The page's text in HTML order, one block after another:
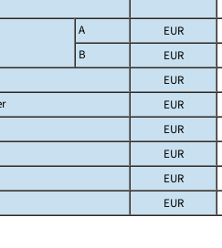
A EUR
B
EUR
EUR
EUR
EUR
EUR
EUR
EUR